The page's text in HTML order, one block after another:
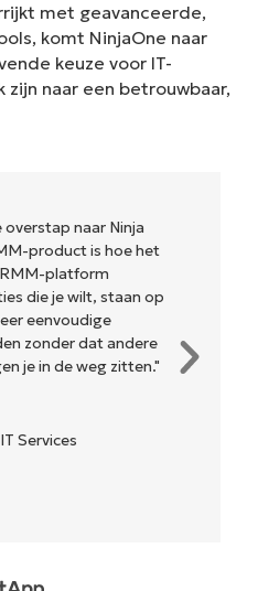
met geavanceerde,
komt NinjaOne naar
keuze voor IT-
naar een betrouwbaar,
naar Ninja
product is hoe het
platform
die je wilt, staan op
eenvoudige
zonder dat andere
je in de weg zitten."
Services